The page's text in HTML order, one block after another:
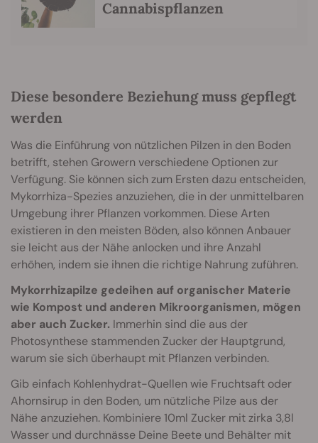
Cannabispflanzen
Diese besondere Beziehung muss gepflegt
werden
Was die Einführung von nützlichen Pilzen in den Boden
betrifft, stehen Growern verschiedene Optionen zur
Verfügung. Sie können sich zum Ersten dazu entscheiden,
Mykorrhiza-Spezies anzuziehen, die in der unmittelbaren
Umgebung ihrer Pflanzen vorkommen. Diese Arten
existieren in den meisten Böden, also können Anbauer
sie leicht aus der Nähe anlocken und ihre Anzahl
erhöhen, indem sie ihnen die richtige Nahrung zuführen.
Mykorrhizapilze gedeihen auf organischer Materie
wie Kompost und anderen Mikroorganismen, mögen
aber auch Zucker. Immerhin sind die aus der
Photosynthese stammenden Zucker der Hauptgrund,
warum sie sich überhaupt mit Pflanzen verbinden.
Gib einfach Kohlenhydrat-Quellen wie Fruchtsaft oder
Ahornsirup in den Boden, um nützliche Pilze aus der
Nähe anzuziehen. Kombiniere 10ml Zucker mit zirka 3,8l
Wasser und durchnässe Deine Beete und Behälter mit